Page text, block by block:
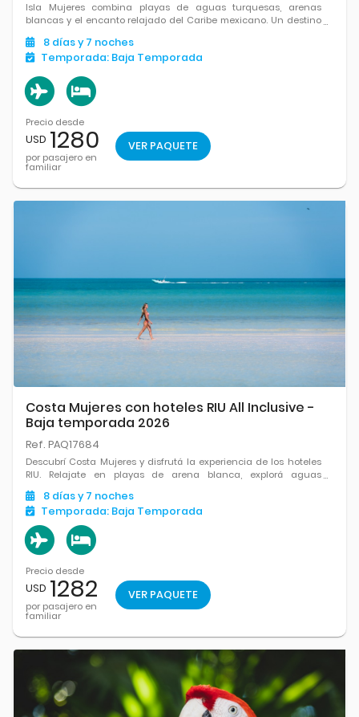
Isla Mujeres combina playas de aguas turquesas, arenas
blancas y el encanto relajado del Caribe mexicano. Un destino
ideal para desconectar, disfrutar el mar y dejarse llevar por su
ritmo tranquilo.
8 díasy 7 noches
Temporada: Baja Temporada
Precio desde
USD 1280
por pasajero en
familiar
VER PAQUETE
Costa Mujeres con hoteles RIU All Inclusive -
Baja temporada 2026
Ref. PAQ17684
Descubrí Costa Mujeres y disfrutá la experiencia de los hoteles
RIU. Relajate en playas de arena blanca, explorá aguas
cristalinas y conectate con la tranquilidad del Caribe
mexicano.
8 díasy 7 noches
Temporada: Baja Temporada
Precio desde
USD 1282
por pasajero en
familiar
VER PAQUETE